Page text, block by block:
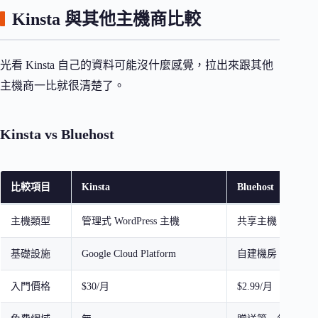
Kinsta 與其他主機商比較
光看 Kinsta 自己的資料可能沒什麼感覺，拉出來跟其他
主機商一比就很清楚了。
Kinsta vs Bluehost
比較項目 Kinsta Bluehost
主機類型 管理式 WordPress 主機 共享主機（含
基礎設施 Google Cloud Platform 自建機房
入門價格 $30/月 $2.99/月